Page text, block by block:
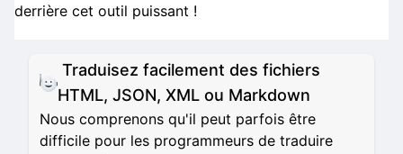
derrière cet outil puissant !
Traduisez facilement des fichiers
HTML, JSON, XML ou Markdown
Nous comprenons qu'il peut parfois être
difficile pour les programmeurs de traduire